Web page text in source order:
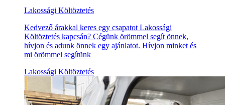
Lakossági Költöztetés
Kedvező árakkal keres egy csapatot Lakossági
Költöztetés kapcsán? Cégünk örömmel segít önnek,
hívjon és adunk önnek egy ajánlatot. Hívjon minket és
mi örömmel segítünk
Lakossági Költöztetés